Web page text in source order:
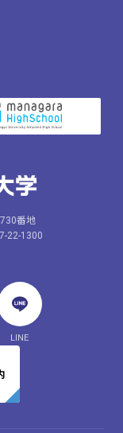
番地
22-1300
LINE